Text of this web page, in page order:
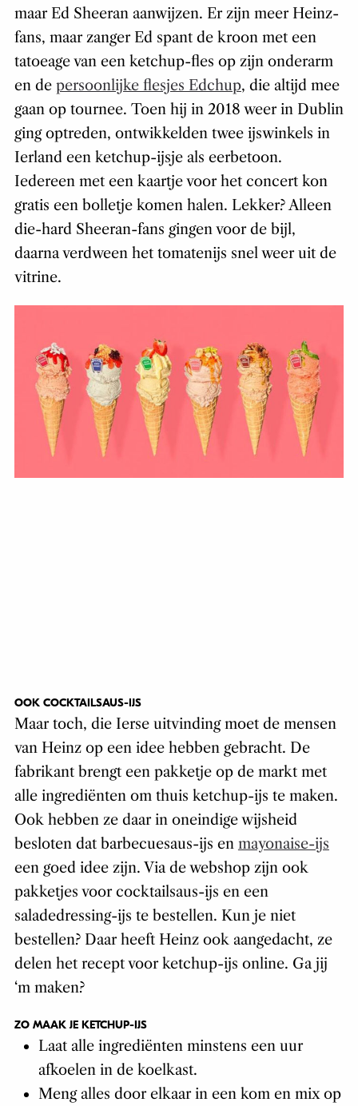
maar Ed Sheeran aanwijzen. Er zijn meer Heinz-
fans, maar zanger Ed spant de kroon met een
tatoeage van een ketchup-fles op zijn onderarm
en de persoonlijke flesjes Edchup, die altijd mee
gaan op tournee. Toen hij in 2018 weer in Dublin
ging optreden, ontwikkelden twee ijswinkels in
Ierland een ketchup-ijsje als eerbetoon.
Iedereen met een kaartje voor het concert kon
gratis een bolletje komen halen. Lekker? Alleen
die-hard Sheeran-fans gingen voor de bijl,
daarna verdween het tomatenijs snel weer uit de
vitrine.
OOK COCKTAILSAUS-IJS
Maar toch, die Ierse uitvinding moet de mensen
van Heinz op een idee hebben gebracht. De
fabrikant brengt een pakketje op de markt met
alle ingrediënten om thuis ketchup-ijs te maken.
Ook hebben ze daar in oneindige wijsheid
besloten dat barbecuesaus-ijs en mayonaise-ijs
een goed idee zijn. Via de webshop zijn ook
pakketjes voor cocktailsaus-ijs en een
saladedressing-ijs te bestellen. Kun je niet
bestellen? Daar heeft Heinz ook aangedacht, ze
delen het recept voor ketchup-ijs online. Ga jij
‘m maken?
ZO MAAK JE KETCHUP-IJS
Laat alle ingrediënten minstens een uur
afkoelen in de koelkast.
Meng alles door elkaar in een kom en mix op